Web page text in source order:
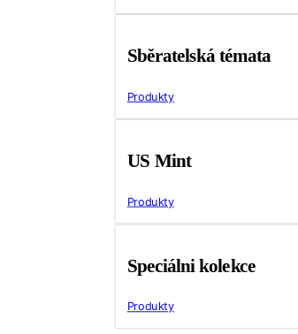
Sběratelská témata
Produkty
US Mint
Produkty
Speciálni kolekce
Produkty